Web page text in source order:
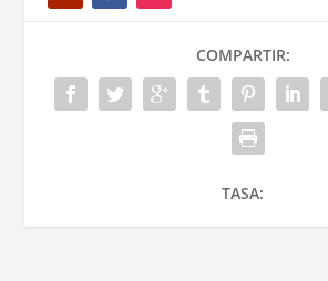
COMPARTIR:
TASA: